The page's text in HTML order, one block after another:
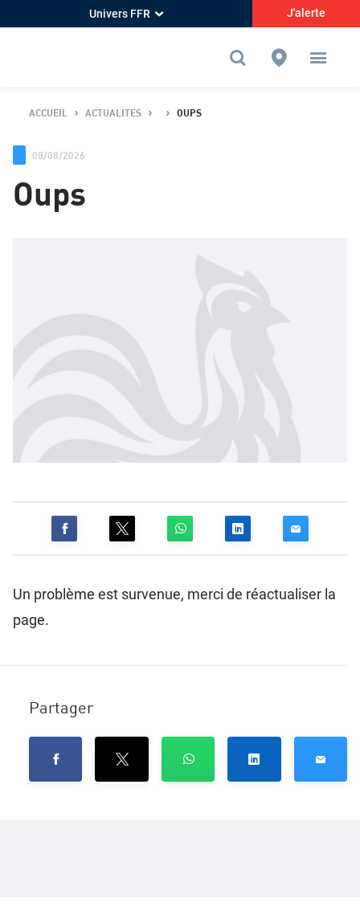
Univers FFR J'alerte
ACCUEIL ACTUALITES OUPS
08/08/2026
Oups
Un problème est survenue, merci de réactualiser la
page.
Partager